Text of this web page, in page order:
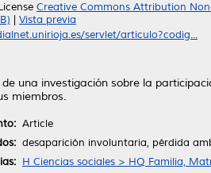
Creative Commons Attribution
Vista previa
servlet/articulo?codig...
una investigación sobre la
miembros.
Article
desaparición involuntaria, pérdida
H Ciencias sociales > HQ Familia,